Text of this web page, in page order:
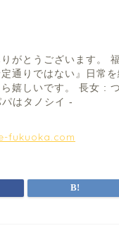
がとうございます。
通りではない』日常
ら嬉しいです。 長女 :
はタノシイ -
fukuoka.com